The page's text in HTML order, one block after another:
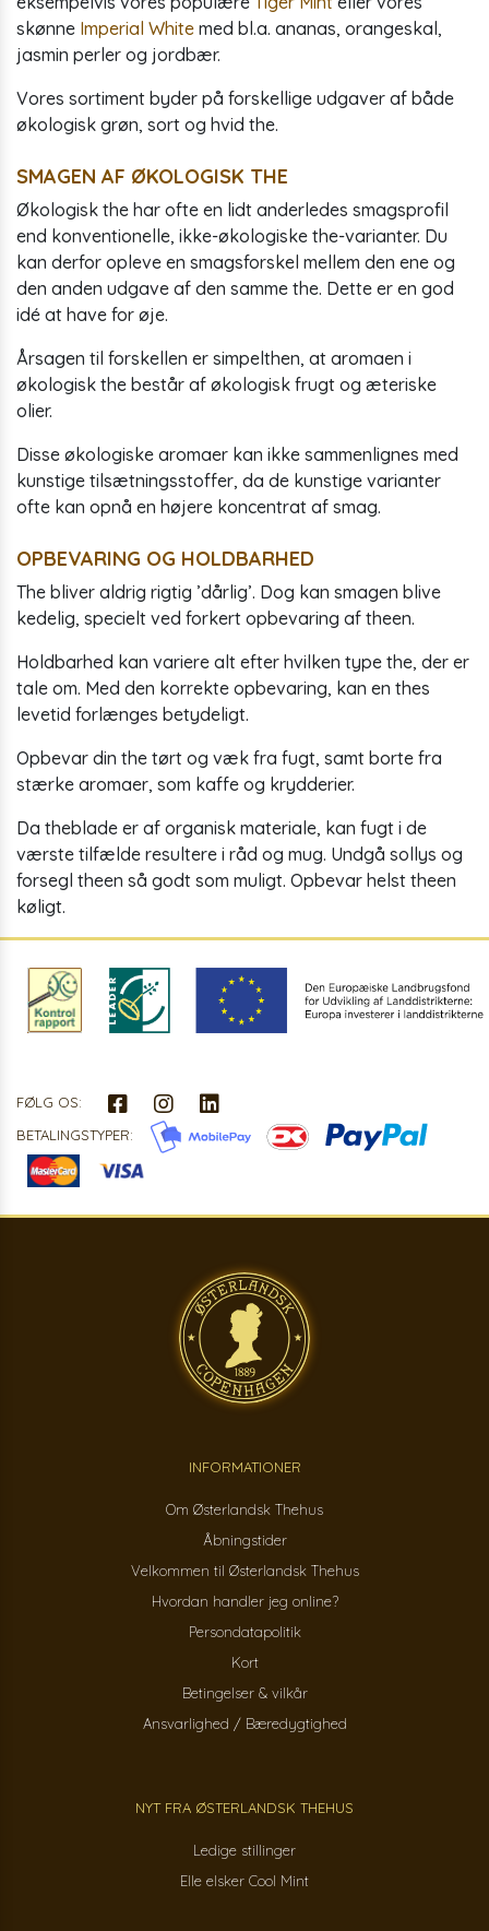
skønne Imperial White med bl.a. ananas, orangeskal,
jasmin perler og jordbær.
Vores sortiment byder på forskellige udgaver af både
økologisk grøn, sort og hvid the.
SMAGEN AF ØKOLOGISK THE
Økologisk the har ofte en lidt anderledes smagsprofil
end konventionelle, ikke-økologiske the-varianter. Du
kan derfor opleve en smagsforskel mellem den ene og
den anden udgave af den samme the. Dette er en god
idé at have for øje.
Årsagen til forskellen er simpelthen, at aromaen i
økologisk the består af økologisk frugt og æteriske
olier.
Disse økologiske aromaer kan ikke sammenlignes med
kunstige tilsætningsstoffer, da de kunstige varianter
ofte kan opnå en højere koncentrat af smag.
OPBEVARING OG HOLDBARHED
The bliver aldrig rigtig ’dårlig’. Dog kan smagen blive
kedelig, specielt ved forkert opbevaring af theen.
Holdbarhed kan variere alt efter hvilken type the, der er
tale om. Med den korrekte opbevaring, kan en thes
levetid forlænges betydeligt.
Opbevar din the tørt og væk fra fugt, samt borte fra
stærke aromaer, som kaffe og krydderier.
Da theblade er af organisk materiale, kan fugt i de
værste tilfælde resultere i råd og mug. Undgå sollys og
forsegl theen så godt som muligt. Opbevar helst theen
køligt.
FØLG OS:
BETALINGSTYPER:
INFORMATIONER
Om Østerlandsk Thehus
Åbningstider
Velkommen til Østerlandsk Thehus
Hvordan handler jeg online?
Persondatapolitik
Kort
Betingelser & vilkår
Ansvarlighed / Bæredygtighed
NYT FRA ØSTERLANDSK THEHUS
Ledige stillinger
Elle elsker Cool Mint